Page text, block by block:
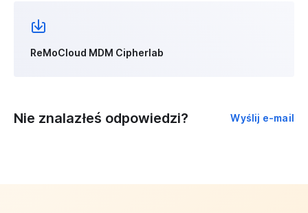
ReMoCloud MDM Cipherlab
Nie znalazłeś odpowiedzi? Wyślij e-mail